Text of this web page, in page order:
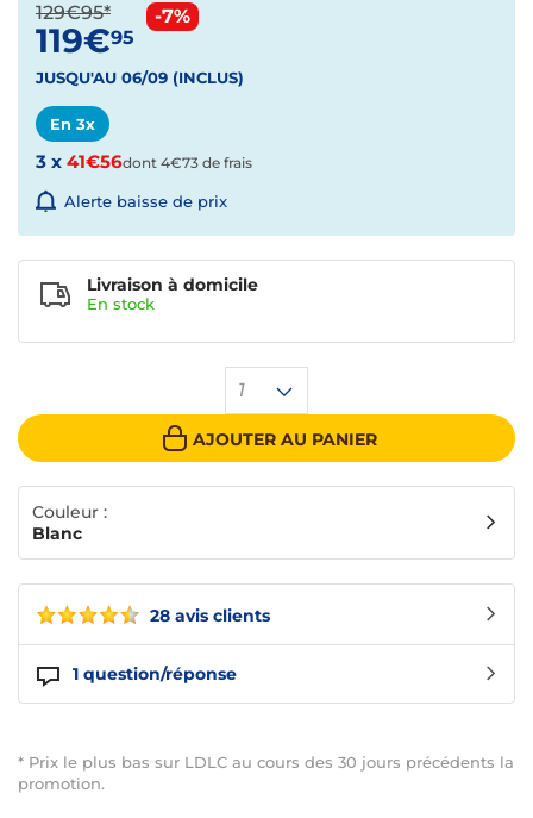
28 avis clients
1 question/réponse
129€95*
119€95
-7%
JUSQU'AU 06/09 (INCLUS)
En 3x
3 x 41€56dont 4€73 de frais
Alerte baisse de prix
1
AJOUTER AU PANIER
Livraison à domicile
En stock
* Prix le plus bas sur LDLC au cours des 30 jours précédents la
promotion.
Couleur :
Blanc